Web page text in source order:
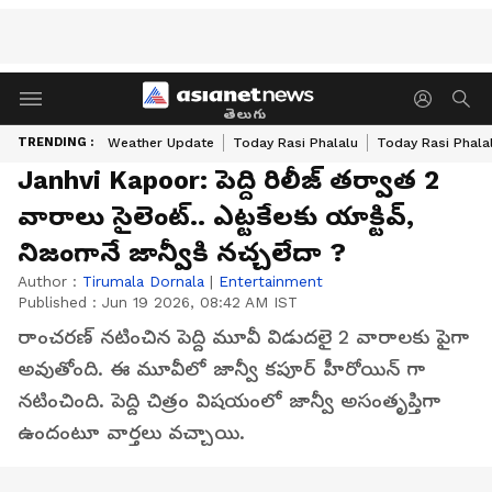
తెలుగు
TRENDING : Weather Update Today Rasi Phalalu Today Rasi
Janhvi Kapoor: పెద్ది రిలీజ్ తర్వాత 2
వారాలు సైలెంట్.. ఎట్టకేలకు యాక్టివ్,
నిజంగానే జాన్వీకి నచ్చలేదా ?
Author : Tirumala Dornala | Entertainment
Published : Jun 19 2026, 08:42 AM IST
రాంచరణ్ నటించిన పెద్ది మూవీ విడుదలై 2 వారాలకు పైగా
అవుతోంది. ఈ మూవీలో జాన్వీ కపూర్ హీరోయిన్ గా
నటించింది. పెద్ది చిత్రం విషయంలో జాన్వీ అసంతృప్తిగా
ఉందంటూ వార్తలు వచ్చాయి.